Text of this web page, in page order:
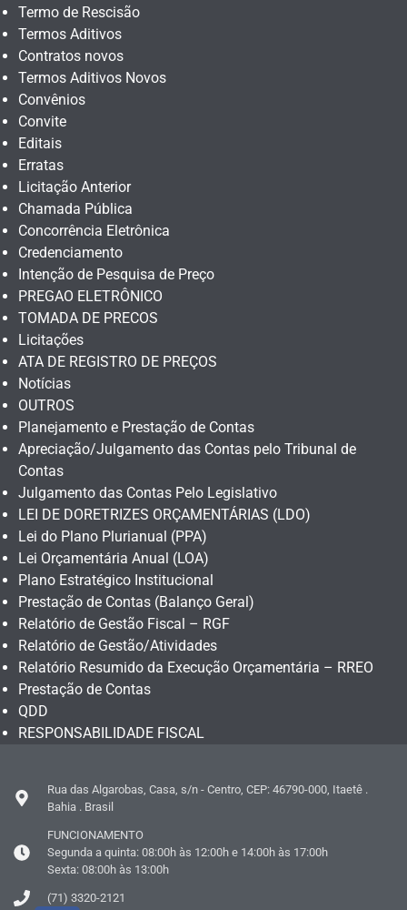
Termo de Rescisão
Termos Aditivos
Contratos novos
Termos Aditivos Novos
Convênios
Convite
Editais
Erratas
Licitação Anterior
Chamada Pública
Concorrência Eletrônica
Credenciamento
Intenção de Pesquisa de Preço
PREGAO ELETRÔNICO
TOMADA DE PRECOS
Licitações
ATA DE REGISTRO DE PREÇOS
Notícias
OUTROS
Planejamento e Prestação de Contas
Apreciação/Julgamento das Contas pelo Tribunal de
Contas
Julgamento das Contas Pelo Legislativo
LEI DE DORETRIZES ORÇAMENTÁRIAS (LDO)
Lei do Plano Plurianual (PPA)
Lei Orçamentária Anual (LOA)
Plano Estratégico Institucional
Prestação de Contas (Balanço Geral)
Relatório de Gestão Fiscal – RGF
Relatório de Gestão/Atividades
Relatório Resumido da Execução Orçamentária – RREO
Prestação de Contas
QDD
RESPONSABILIDADE FISCAL
Rua das Algarobas, Casa, s/n - Centro, CEP: 46790-000, Itaetê .
Bahia . Brasil
FUNCIONAMENTO
Segunda a quinta: 08:00h às 12:00h e 14:00h às 17:00h
Sexta: 08:00h às 13:00h
(71) 3320-2121